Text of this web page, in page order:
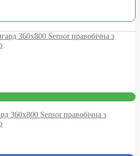
360х800 Sensor правобічна з